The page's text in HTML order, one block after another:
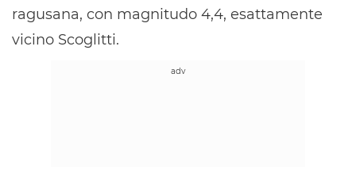
ragusana, con magnitudo 4,4, esattamente
vicino Scoglitti.